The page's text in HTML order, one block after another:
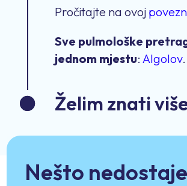
Pročitajte na ovoj
Sve pulmološke
jednom mjestu: Algolov.
Želim znati
Nešto